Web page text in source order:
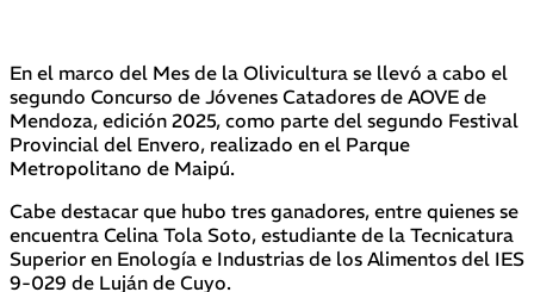
En el marco del Mes de la Olivicultura se llevó a cabo el
segundo Concurso de Jóvenes Catadores de AOVE de
Mendoza, edición 2025, como parte del segundo Festival
Provincial del Envero, realizado en el Parque
Metropolitano de Maipú.
Cabe destacar que hubo tres ganadores, entre quienes se
encuentra Celina Tola Soto, estudiante de la Tecnicatura
Superior en Enología e Industrias de los Alimentos del IES
9-029 de Luján de Cuyo.